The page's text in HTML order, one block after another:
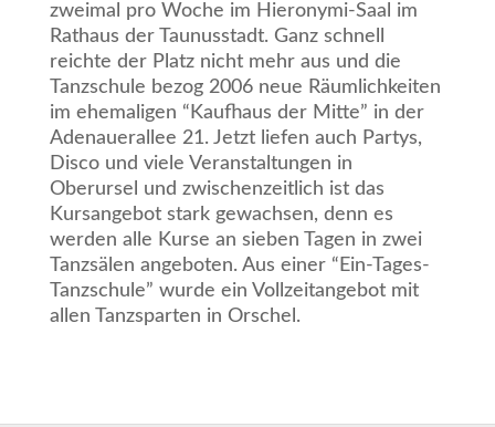
zweimal pro Woche im Hieronymi-Saal im
Rathaus der Taunusstadt. Ganz schnell
reichte der Platz nicht mehr aus und die
Tanzschule bezog 2006 neue Räumlichkeiten
im ehemaligen “Kaufhaus der Mitte” in der
Adenauerallee 21. Jetzt liefen auch Partys,
Disco und viele Veranstaltungen in
Oberursel und zwischenzeitlich ist das
Kursangebot stark gewachsen, denn es
werden alle Kurse an sieben Tagen in zwei
Tanzsälen angeboten. Aus einer “Ein-Tages-
Tanzschule” wurde ein Vollzeitangebot mit
allen Tanzsparten in Orschel.